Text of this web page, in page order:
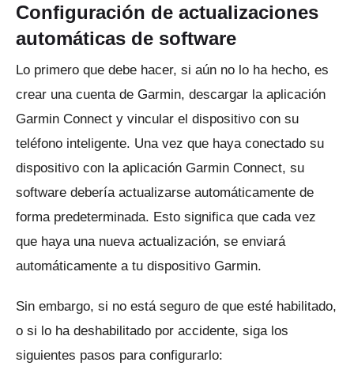
Configuración de actualizaciones
automáticas de software
Lo primero que debe hacer, si aún no lo ha hecho, es
crear una cuenta de Garmin, descargar la aplicación
Garmin Connect y vincular el dispositivo con su
teléfono inteligente. Una vez que haya conectado su
dispositivo con la aplicación Garmin Connect, su
software debería actualizarse automáticamente de
forma predeterminada. Esto significa que cada vez
que haya una nueva actualización, se enviará
automáticamente a tu dispositivo Garmin.
Sin embargo, si no está seguro de que esté habilitado,
o si lo ha deshabilitado por accidente, siga los
siguientes pasos para configurarlo: